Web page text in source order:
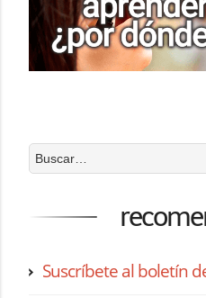
Suscríbete al boletín